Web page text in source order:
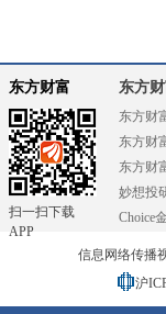
东方财富
扫一扫下载
APP
东方
东方财
东方财
东方财
妙想投
Choice
信息网络传播
沪